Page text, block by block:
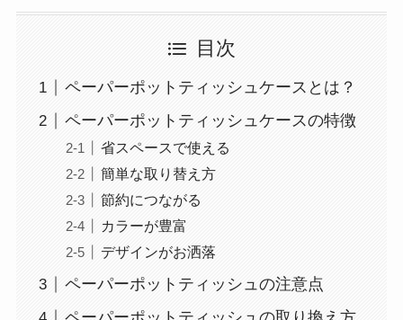
目次
ペーパーポットティッシュケースとは？
ペーパーポットティッシュケースの特徴
省スペースで使える
簡単な取り替え方
節約につながる
カラーが豊富
デザインがお洒落
ペーパーポットティッシュの注意点